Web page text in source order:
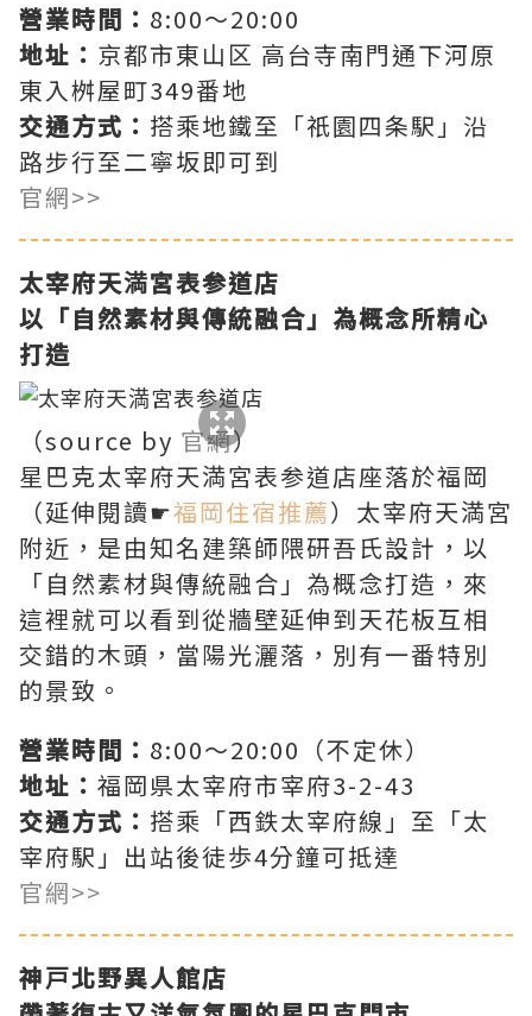
營業時間： 8:00～20:00
地址： 京都市東山区 高台寺南門通下河原
東入桝屋町349番地
交通方式： 搭乘地鐵至「祇園四条駅」沿
路步行至二寧坂即可到
官網>>
太宰府天満宮表参道店
以「自然素材與傳統融合」為概念所精心
打造
（source by 官網）
星巴克太宰府天満宮表参道店座落於福岡
（延伸閱讀☛福岡住宿推薦）太宰府天満宮
附近，是由知名建築師隈研吾氏設計，以
「自然素材與傳統融合」為概念打造，來
這裡就可以看到從牆壁延伸到天花板互相
交錯的木頭，當陽光灑落，別有一番特別
的景致。
營業時間： 8:00～20:00（不定休）
地址： 福岡県太宰府市宰府3-2-43
交通方式： 搭乘「西鉄太宰府線」至「太
宰府駅」出站後徒歩4分鐘可抵達
官網>>
神戸北野異人館店